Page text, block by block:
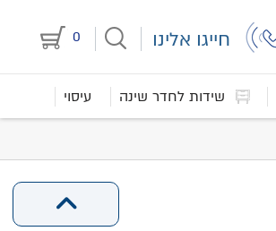
0 חייגו אלינו
שידות לחדר שינה עיסוי